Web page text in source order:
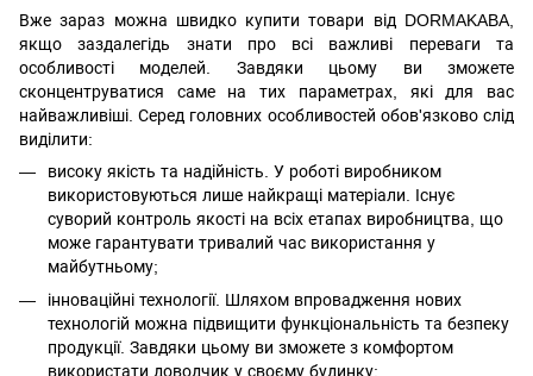
Вже зараз можна швидко купити товари від DORMAKABA,
якщо заздалегідь знати про всі важливі переваги та
особливості моделей. Завдяки цьому ви зможете
сконцентруватися саме на тих параметрах, які для вас
найважливіші. Серед головних особливостей обов'язково слід
виділити:
високу якість та надійність. У роботі виробником
використовуються лише найкращі матеріали. Існує
суворий контроль якості на всіх етапах виробництва, що
може гарантувати тривалий час використання у
майбутньому;
інноваційні технології. Шляхом впровадження нових
технологій можна підвищити функціональність та безпеку
продукції. Завдяки цьому ви зможете з комфортом
використати доводчик у своєму будинку;